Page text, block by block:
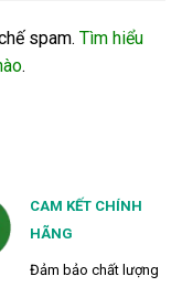
spam. Tìm hiểu
.
CAM KẾT CHÍNH
HÃNG
Đảm bảo chất lượng